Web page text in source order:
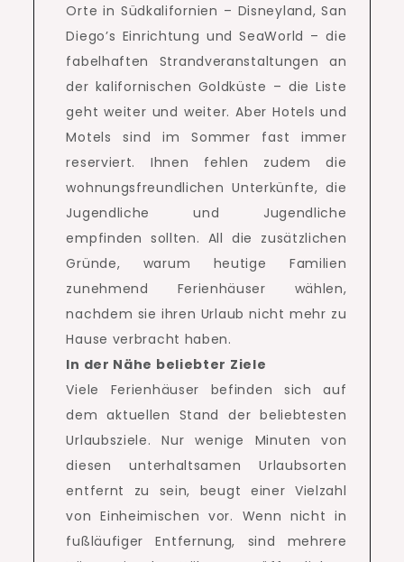
Orte in Südkalifornien – Disneyland, San
Diego’s Einrichtung und SeaWorld – die
fabelhaften Strandveranstaltungen an
der kalifornischen Goldküste – die Liste
geht weiter und weiter.Aber Hotels und
Motels sind im Sommer fast immer
reserviert. Ihnen fehlen zudem die
wohnungsfreundlichen Unterkünfte, die
Jugendliche und Jugendliche
empfinden sollten. All die zusätzlichen
Gründe, warum heutige Familien
zunehmend Ferienhäuser wählen,
nachdem sie ihren Urlaub nicht mehr zu
Hause verbracht haben.
In der Nähe beliebter Ziele
Viele Ferienhäuser befinden sich auf
dem aktuellen Stand der beliebtesten
Urlaubsziele.Nur wenige Minuten von
diesen unterhaltsamen Urlaubsorten
entfernt zu sein, beugt einer Vielzahl
von Einheimischen vor. Wenn nicht in
fußläufiger Entfernung, sind mehrere